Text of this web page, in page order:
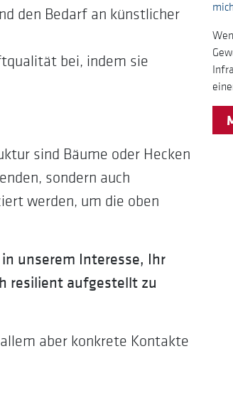
Unternehmenssicherung
den Bedarf an künstlicher
bei, indem sie
sind Bäume oder Hecken
sondern auch
werden, um die oben
unserem Interesse, Ihr
resilient aufgestellt zu
aber konkrete Kontakte